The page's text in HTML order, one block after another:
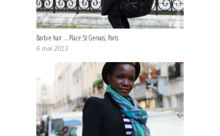
Barbie hair … Place St Gervais, Paris
6 mai 2013